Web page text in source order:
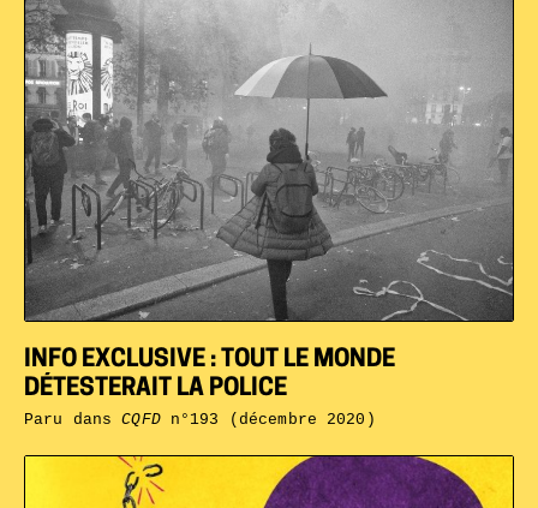
INFO EXCLUSIVE : TOUT LE MONDE
DÉTESTERAIT LA POLICE
Paru dansCQFDn°193 (décembre 2020)